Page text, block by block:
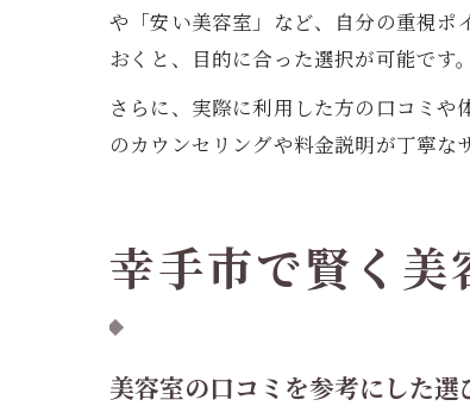
や「安い美容室」など、自分の重視ポ
おくと、目的に合った選択が可能です。
さらに、実際に利用した方の口コミ
のカウンセリングや料金説明が丁寧な
幸手市で賢く
美容室の口コミを参考にした選